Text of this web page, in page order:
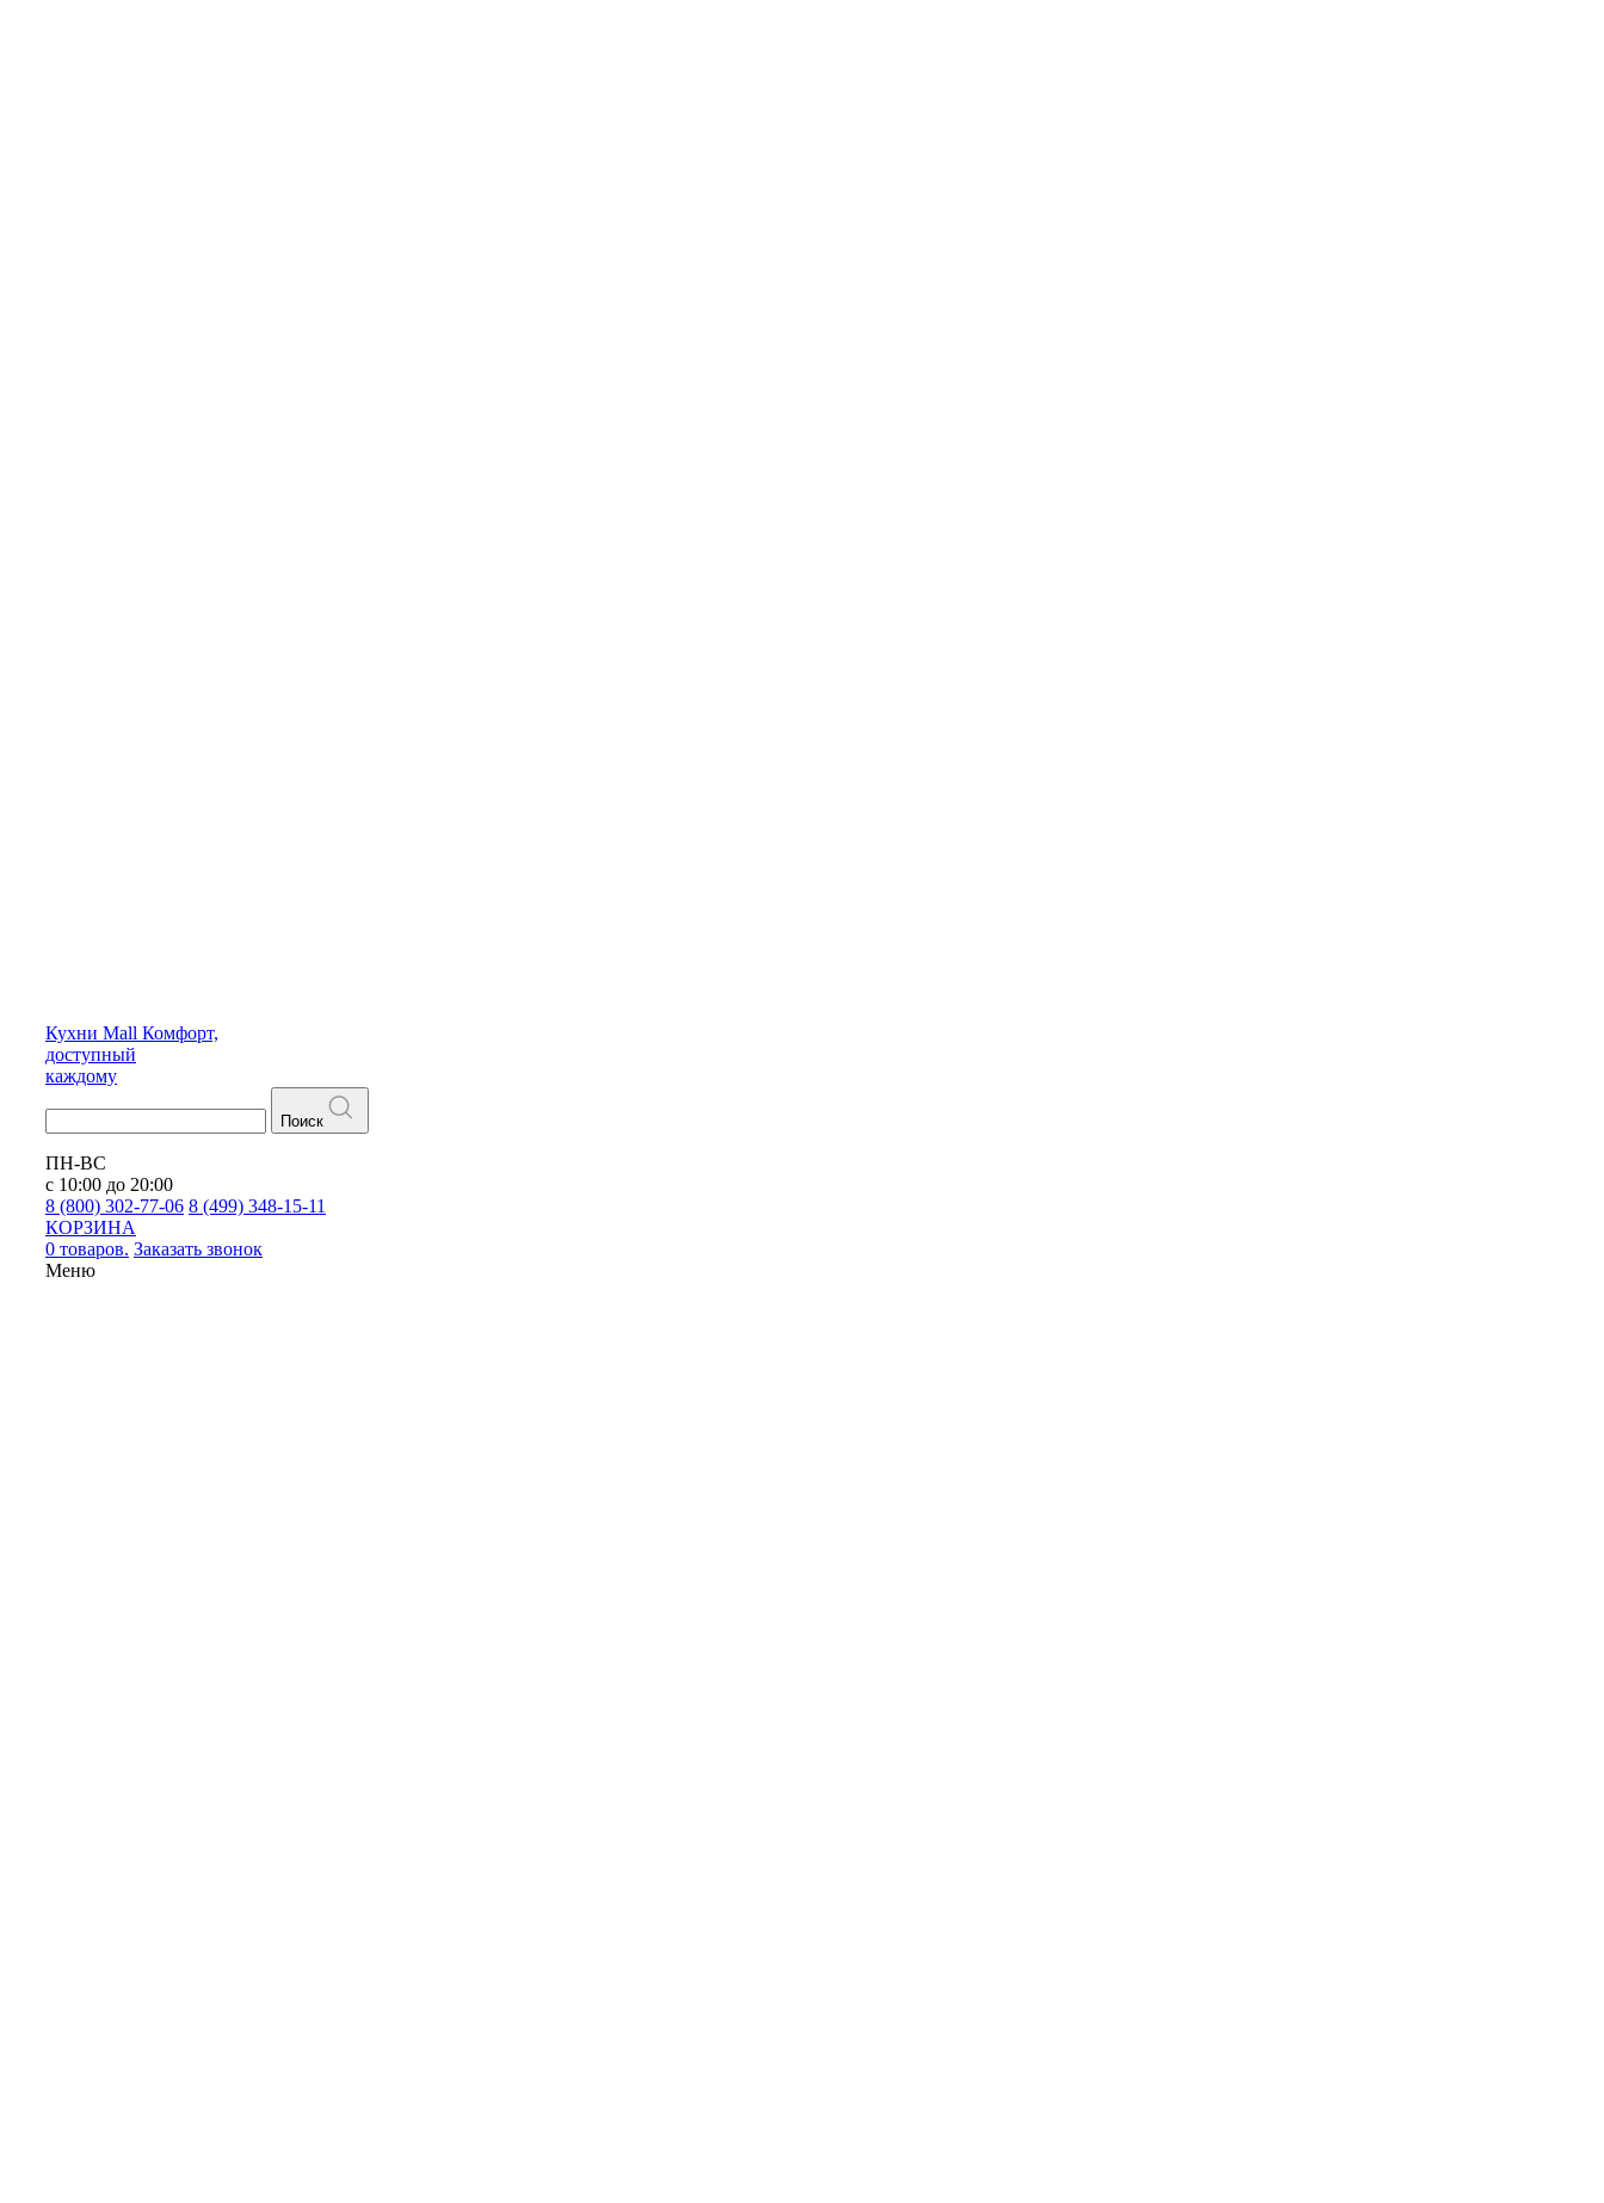
Кухни Mall Комфорт,
доступный
каждому
Поиск
ПН-ВС
с 10:00 до 20:00
8 (800) 302-77-06 8 (499) 348-15-11
КОРЗИНА
0 товаров. Заказать звонок
Меню